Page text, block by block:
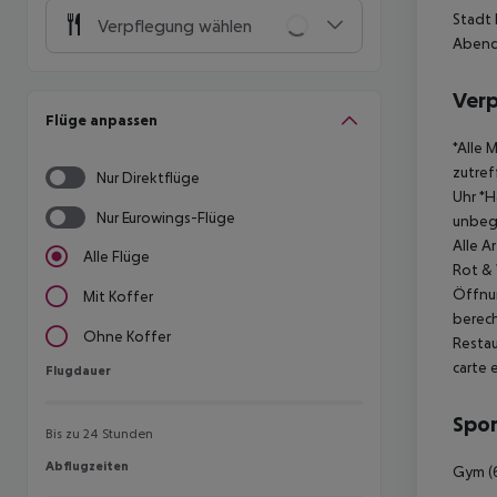
Verpflegung wählen
Flüge anpassen
Nur Direktflüge
Nur Eurowings-Flüge
Alle Flüge
Mit Koffer
Ohne Koffer
Flugdauer
Flugdauer
Bis zu 24 Stunden
Abflugzeiten
Abflugzeiten
Stadt
*Alle
Uhr
Alle
Rot &
carte
Gym